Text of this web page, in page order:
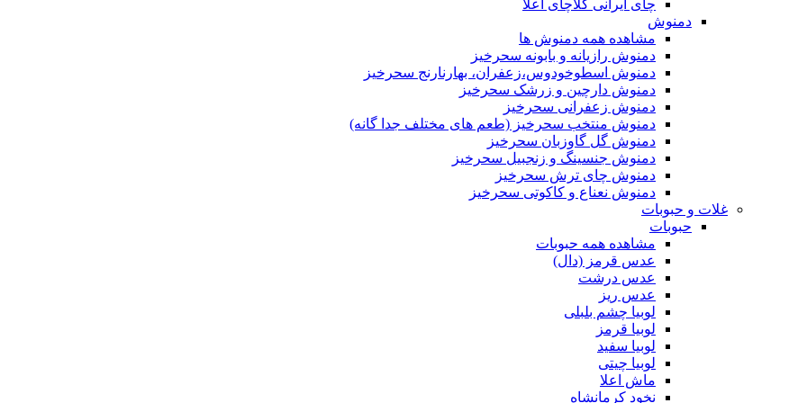
چای ایرانی کلاچای اعلا
دمنوش
مشاهده همه دمنوش ها
دمنوش رازیانه و بابونه سحرخیز
دمنوش اسطوخودوس،زعفران، بهارنارنج سحرخیز
دمنوش دارچین و زرشک سحرخیز
دمنوش زعفرانی سحرخیز
دمنوش منتخب سحرخیز (طعم های مختلف جدا گانه)
دمنوش گل گاوزبان سحرخیز
دمنوش جنسینگ و زنجبیل سحرخیز
دمنوش چای ترش سحرخیز
دمنوش نعناع و کاکوتی سحرخیز
غلات و حبوبات
حبوبات
مشاهده همه حبوبات
عدس قرمز (دال)
عدس درشت
عدس ریز
لوبیا چشم بلبلی
لوبیا قرمز
لوبیا سفید
لوبیا چیتی
ماش اعلا
نخود کرمانشاه